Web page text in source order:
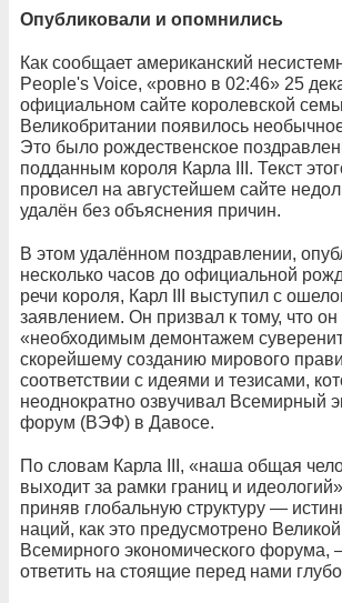
Опубликовали и опомнились
Как сообщает американский
People's Voice, «ровно в 02:46» 25
официальном сайте королевской
Великобритании появилось
Это было рождественское
подданным короля Карла III. Текст
провисел на августейшем сайте
удалён без объяснения причин.
В этом удалённом поздравлении,
несколько часов до официальной
речи короля, Карл III выступил с
заявлением. Он призвал к тому, что он
«необходимым демонтажем
скорейшему созданию мирового
соответствии с идеями и тезисами,
неоднократно озвучивал Всемирный
форум (ВЭФ) в Давосе.
По словам Карла III, «наша общая
выходит за рамки границ и
приняв глобальную структуру —
наций, как это предусмотрено Великой
Всемирного экономического
ответить на стоящие перед нами